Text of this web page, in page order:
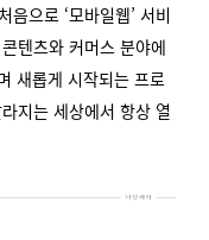
으로 ‘모바일웹’ 서비
텐츠와 커머스 분야에
새롭게 시작되는 프로
지는 세상에서 항상 열